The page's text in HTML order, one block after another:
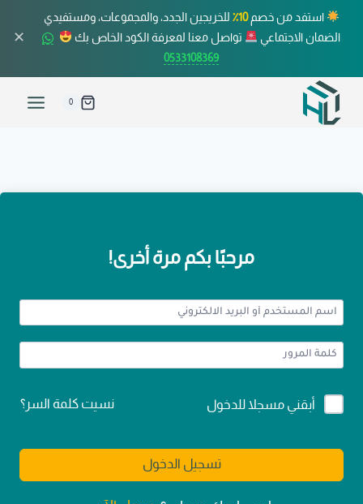
استفد من خصم10٪
للخريجين الجدد، والمجموعات، ومستفيدي
الضمان الاجتماعي
تواصل معنا لمعرفة الكود الخاص بك
0533108369
✕
0
مرحبًا بكم مرة أخرى!
Alternative:
أبقني مسجلا للدخول نسيت كلمة السر؟
تسجيل الدخول